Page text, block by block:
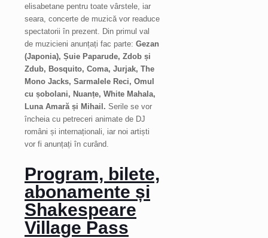
elisabetane pentru toate vârstele, iar
seara, concerte de muzică vor readuce
spectatorii în prezent. Din primul val
de muzicieni anunțați fac parte: Gezan
(Japonia), Șuie Paparude, Zdob și
Zdub, Bosquito, Coma, Jurjak, The
Mono Jacks, Sarmalele Reci, Omul
cu șobolani, Nuanțe, White Mahala,
Luna Amară și Mihail. Serile se vor
încheia cu petreceri animate de DJ
români și internaționali, iar noi artiști
vor fi anunțați în curând.
Program, bilete,
abonamente și
Shakespeare
Village Pass